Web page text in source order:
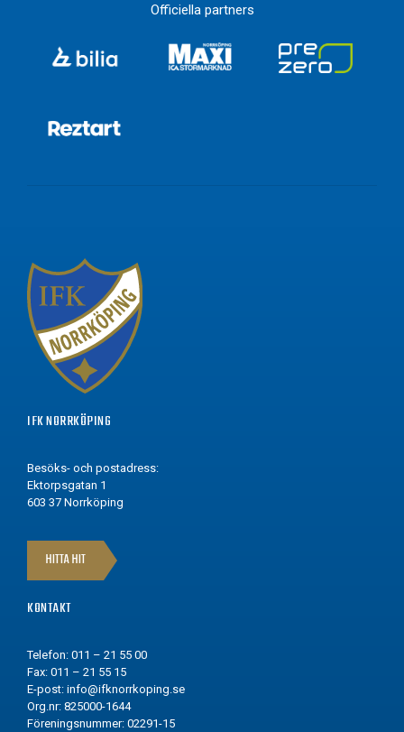
Officiella partners
IFK NORRKÖPING
Besöks- och postadress:
Ektorpsgatan 1
603 37 Norrköping
HITTA HIT
KONTAKT
Telefon: 011 – 21 55 00
Fax: 011 – 21 55 15
E-post: info@ifknorrkoping.se
Org.nr: 825000-1644
Föreningsnummer: 02291-15